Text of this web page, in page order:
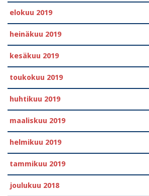
elokuu 2019
heinäkuu 2019
kesäkuu 2019
toukokuu 2019
huhtikuu 2019
maaliskuu 2019
helmikuu 2019
tammikuu 2019
joulukuu 2018